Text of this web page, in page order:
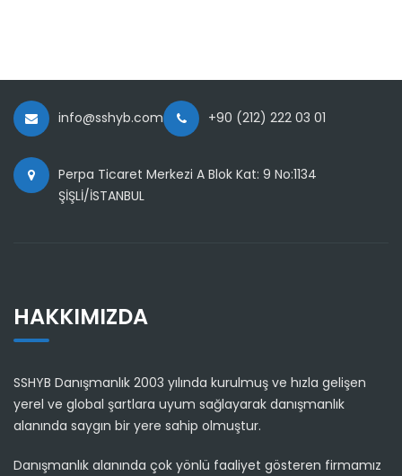
info@sshyb.com +90 (212) 222 03 01
Perpa Ticaret Merkezi A Blok Kat: 9 No:1134
ŞİŞLİ/İSTANBUL
HAKKIMIZDA
SSHYB Danışmanlık 2003 yılında kurulmuş ve hızla gelişen
yerel ve global şartlara uyum sağlayarak danışmanlık
alanında saygın bir yere sahip olmuştur.
Danışmanlık alanında çok yönlü faaliyet gösteren firmamız